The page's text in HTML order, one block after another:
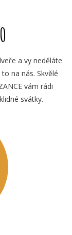
a vy neděláte
na nás. Skvělé
vám rádi
svátky.